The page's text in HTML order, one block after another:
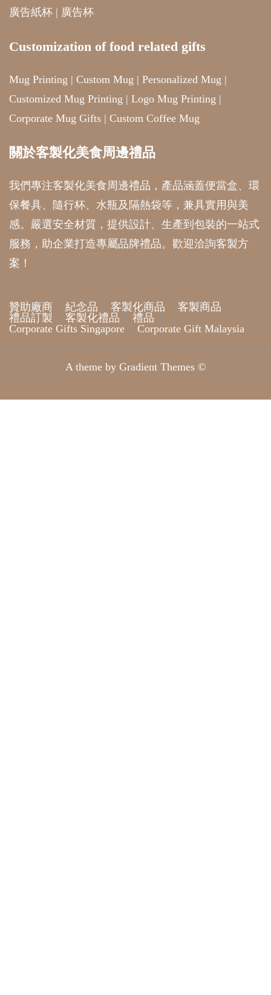
廣告紙杯 | 廣告杯
Customization of food related gifts
Mug Printing | Custom Mug | Personalized Mug |
Customized Mug Printing | Logo Mug Printing |
Corporate Mug Gifts | Custom Coffee Mug
關於客製化美食周邊禮品
我們專注客製化美食周邊禮品，產品涵蓋便當盒、環
保餐具、隨行杯、水瓶及隔熱袋等，兼具實用與美
感。嚴選安全材質，提供設計、生產到包裝的一站式
服務，助企業打造專屬品牌禮品。歡迎洽詢客製方
案！
贊助廠商 紀念品 客製化商品
客製商品
禮品訂製
客製化禮品
禮品
Corporate Gifts Singapore
Corporate Gift Malaysia
A theme by Gradient Themes ©